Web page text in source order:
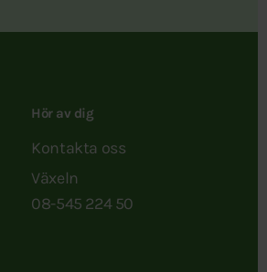
Hör av dig
Kontakta oss
Växeln
08-545 224 50